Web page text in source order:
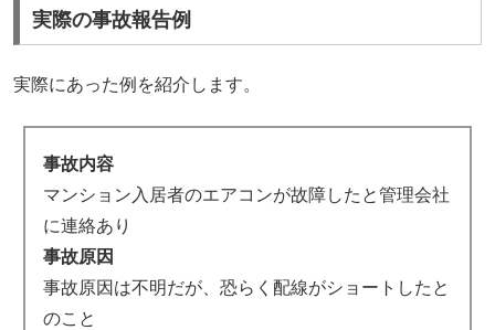
実際の事故報告例
実際にあった例を紹介します。
事故内容
マンション入居者のエアコンが故障したと管理会社
に連絡あり
事故原因
事故原因は不明だが、恐らく配線がショートしたと
のこと